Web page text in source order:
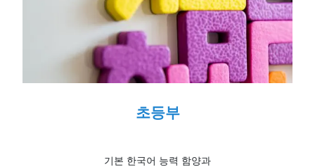
초등부
기본 한국어 능력 함양과